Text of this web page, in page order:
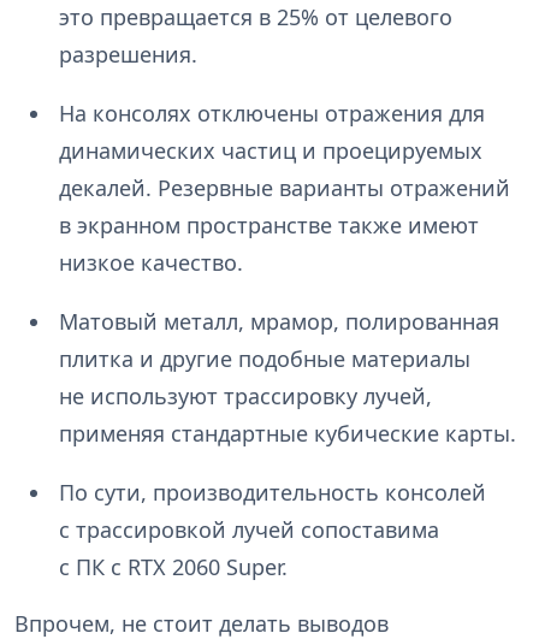
это превращается в 25% от целевого
разрешения.
На консолях отключены отражения для
динамических частиц и проецируемых
декалей. Резервные варианты отражений
в экранном пространстве также имеют
низкое качество.
Матовый металл, мрамор, полированная
плитка и другие подобные материалы
не используют трассировку лучей,
применяя стандартные кубические карты.
По сути, производительность консолей
с трассировкой лучей сопоставима
с ПК с RTX 2060 Super.
Впрочем, не стоит делать выводов